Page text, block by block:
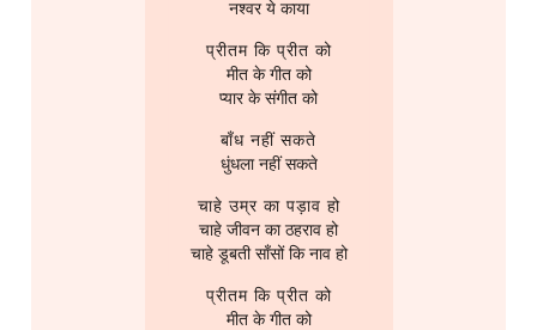
नश्वर ये काया
प्रीतम कि प्रीत को
मीत के गीत को
प्यार के संगीत को
बाँध नहीं सकते
धुंधला नहीं सकते
चाहे उम्र का पड़ाव हो
चाहे जीवन का ठहराव हो
चाहे डूबती साँसों कि नाव हो
प्रीतम कि प्रीत को
मीत के गीत को